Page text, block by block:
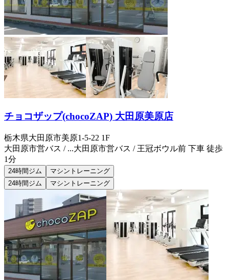
チョコザップ(chocoZAP) 大田原美原店
栃木県大田原市美原1-5-22 1F
大田原市営バス / ...大田原市営バス / 王冠ボウル前 下車 徒歩
1分
24時間ジム
マシントレーニング
24時間ジム
マシントレーニング